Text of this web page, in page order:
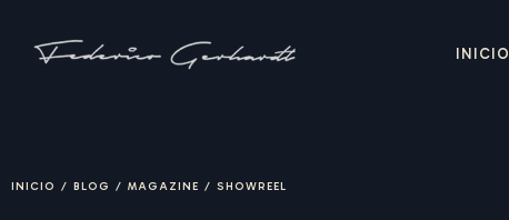
INICIO
INICIO / BLOG / MAGAZINE / SHOWREEL